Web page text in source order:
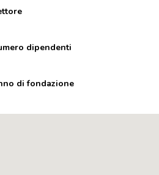
dipendenti
di fondazione